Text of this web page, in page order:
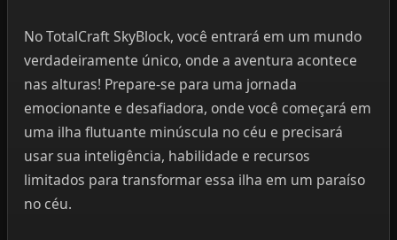
No TotalCraft SkyBlock, você entrará em um mundo
verdadeiramente único, onde a aventura acontece
nas alturas! Prepare-se para uma jornada
emocionante e desafiadora, onde você começará em
uma ilha flutuante minúscula no céu e precisará
usar sua inteligência, habilidade e recursos
limitados para transformar essa ilha em um paraíso
no céu.